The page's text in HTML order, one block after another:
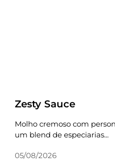
Zesty Sauce
Molho cremoso com
um blend de especiarias...
05/08/2026